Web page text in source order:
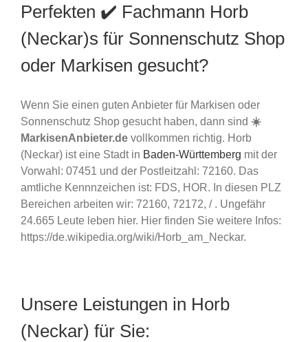
Perfekten ✔️ Fachmann Horb
(Neckar)s für Sonnenschutz Shop
oder Markisen gesucht?
Wenn Sie einen guten Anbieter für Markisen oder
Sonnenschutz Shop gesucht haben, dann sind ☀️
MarkisenAnbieter.de vollkommen richtig. Horb
(Neckar) ist eine Stadt in Baden-Württemberg mit der
Vorwahl: 07451 und der Postleitzahl: 72160. Das
amtliche Kennnzeichen ist: FDS, HOR. In diesen PLZ
Bereichen arbeiten wir: 72160, 72172, / . Ungefähr
24.665 Leute leben hier. Hier finden Sie weitere Infos:
https://de.wikipedia.org/wiki/Horb_am_Neckar.
Unsere Leistungen in Horb
(Neckar) für Sie: